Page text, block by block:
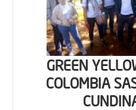
GREEN
COLOMBIA